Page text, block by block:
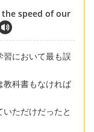
speed of our
習において最も誤
教科書もなければ
ただけだったと